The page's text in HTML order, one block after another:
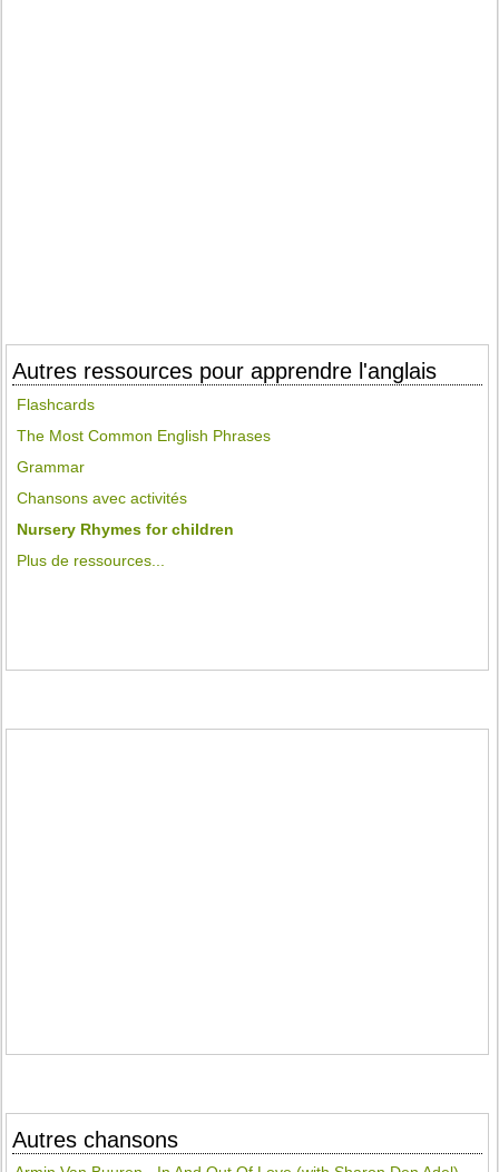
Autres ressources pour apprendre l'anglais
Flashcards
The Most Common English Phrases
Grammar
Chansons avec activités
Nursery Rhymes for children
Plus de ressources...
Autres chansons